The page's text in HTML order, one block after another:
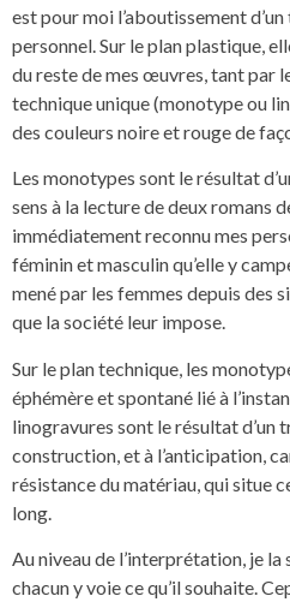
est pour moi l’aboutissement
personnel. Sur le plan plastique,
du reste de mes œuvres, tant par
technique unique (monotype ou
des couleurs noire et rouge de
Les monotypes sont le résultat
sens à la lecture de deux romans
immédiatement reconnu mes
féminin et masculin qu’elle y
mené par les femmes depuis des
que la société leur impose.
Sur le plan technique, les
éphémère et spontané lié à
linogravures sont le résultat d’un
construction, et à l’anticipation,
résistance du matériau, qui situe
long.
Au niveau de l’interprétation, je
chacun y voie ce qu’il souhaite.